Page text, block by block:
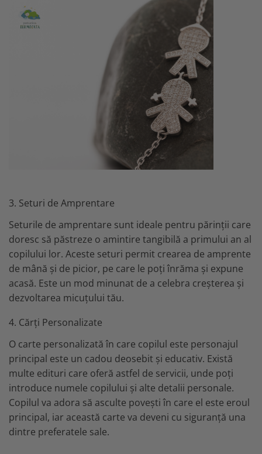
3. Seturi de Amprentare
Seturile de amprentare sunt ideale pentru părinții care
doresc să păstreze o amintire tangibilă a primului an al
copilului lor. Aceste seturi permit crearea de amprente
de mână și de picior, pe care le poți înrăma și expune
acasă. Este un mod minunat de a celebra creșterea și
dezvoltarea micuțului tău.
4. Cărți Personalizate
O carte personalizată în care copilul este personajul
principal este un cadou deosebit și educativ. Există
multe edituri care oferă astfel de servicii, unde poți
introduce numele copilului și alte detalii personale.
Copilul va adora să asculte povești în care el este eroul
principal, iar această carte va deveni cu siguranță una
dintre preferatele sale.